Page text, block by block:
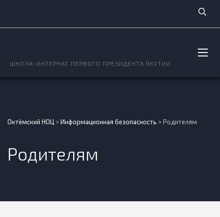
ШКОЛА-ИНТЕРНАТ ПЕРВОГО ПРЕЗИДЕНТА ЯКУТИИ
Октёмский НОЦ >Информационная безопасность >Родителям
Родителям